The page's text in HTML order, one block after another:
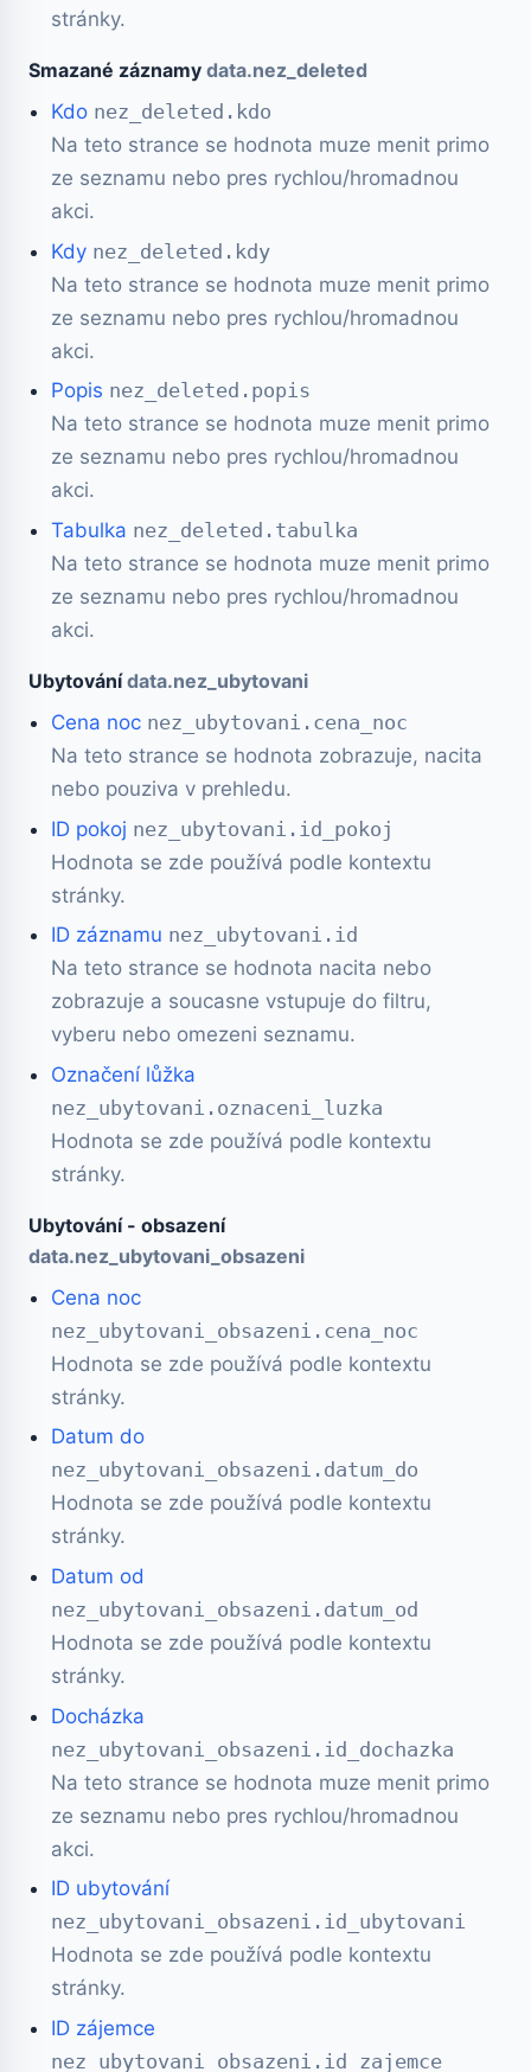
stránky.
Smazané záznamy data.nez_deleted
Kdo nez_deleted.kdo
Na teto strance se hodnota muze menit primo
ze seznamu nebo pres rychlou/hromadnou
akci.
Kdy nez_deleted.kdy
Na teto strance se hodnota muze menit primo
ze seznamu nebo pres rychlou/hromadnou
akci.
Popis nez_deleted.popis
Na teto strance se hodnota muze menit primo
ze seznamu nebo pres rychlou/hromadnou
akci.
Tabulka nez_deleted.tabulka
Na teto strance se hodnota muze menit primo
ze seznamu nebo pres rychlou/hromadnou
akci.
Ubytovánídata.nez_ubytovani
Cena noc nez_ubytovani.cena_noc
Na teto strance se hodnota zobrazuje, nacita
nebo pouziva v prehledu.
ID pokoj nez_ubytovani.id_pokoj
Hodnota se zde používá podle kontextu
stránky.
ID záznamu nez_ubytovani.id
Na teto strance se hodnota nacita nebo
zobrazuje a soucasne vstupuje do filtru,
vyberu nebo omezeni seznamu.
Označení lůžka
nez_ubytovani.oznaceni_luzka
Hodnota se zde používá podle kontextu
stránky.
Ubytování - obsazení
data.nez_ubytovani_obsazeni
Cena noc
nez_ubytovani_obsazeni.cena_noc
Hodnota se zde používá podle kontextu
stránky.
Datum do
nez_ubytovani_obsazeni.datum_do
Hodnota se zde používá podle kontextu
stránky.
Datum od
nez_ubytovani_obsazeni.datum_od
Hodnota se zde používá podle kontextu
stránky.
Docházka
nez_ubytovani_obsazeni.id_dochazka
Na teto strance se hodnota muze menit primo
ze seznamu nebo pres rychlou/hromadnou
akci.
ID ubytování
nez_ubytovani_obsazeni.id_ubytovani
Hodnota se zde používá podle kontextu
stránky.
ID zájemce
nez_ubytovani_obsazeni.id_zajemce